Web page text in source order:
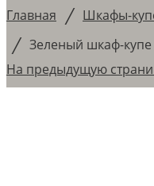
Главная / Шкафы-
/ Зеленый шкаф-купе
На предыдущую